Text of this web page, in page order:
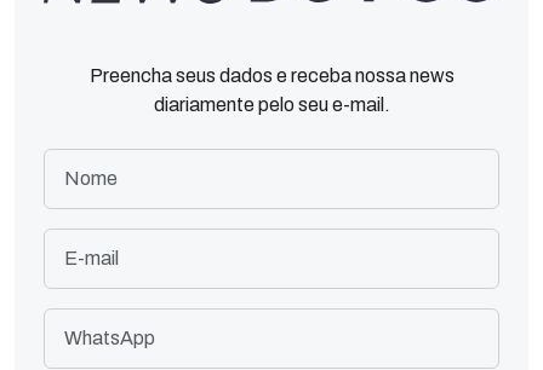
Preencha seus dados e receba nossa news
diariamente pelo seu e-mail.